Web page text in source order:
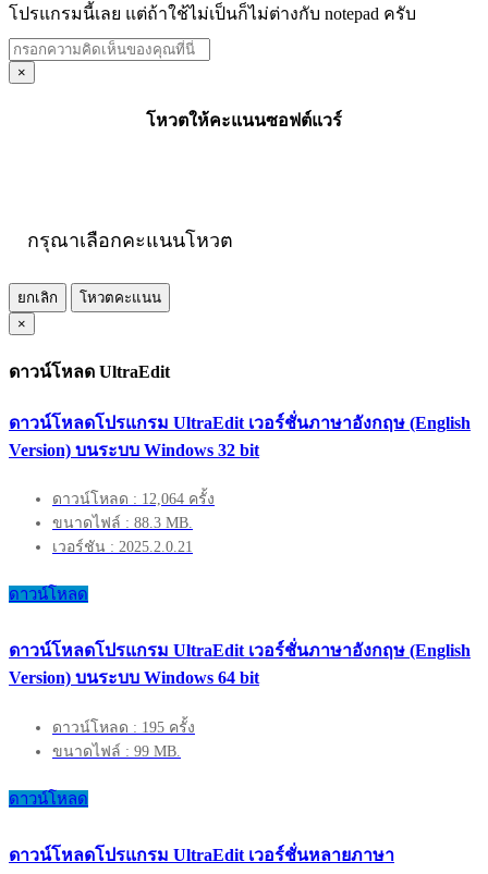
โปรแกรมนี้เลย แต่ถ้าใช้ไม่เป็นก็ไม่ต่างกับ notepad ครับ
×
โหวตให้คะแนนซอฟต์แวร์
กรุณาเลือกคะแนนโหวต
ยกเลิก
โหวตคะแนน
×
ดาวน์โหลด UltraEdit
ดาวน์โหลดโปรแกรม UltraEdit เวอร์ชั่นภาษาอังกฤษ (English
Version) บนระบบ Windows 32 bit
ดาวน์โหลด : 12,064 ครั้ง
ขนาดไฟล์ : 88.3 MB.
เวอร์ชัน : 2025.2.0.21
ดาวน์โหลด
ดาวน์โหลดโปรแกรม UltraEdit เวอร์ชั่นภาษาอังกฤษ (English
Version) บนระบบ Windows 64 bit
ดาวน์โหลด : 195 ครั้ง
ขนาดไฟล์ : 99 MB.
ดาวน์โหลด
ดาวน์โหลดโปรแกรม UltraEdit เวอร์ชั่นหลายภาษา